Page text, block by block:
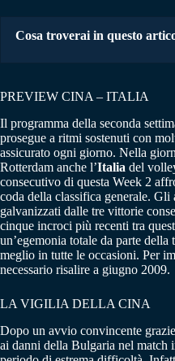
Cosa troverai in questo
PREVIEW CINA – ITALIA
Il programma della seconda
prosegue a ritmi sostenuti con
assicurato ogni giorno. Nella
Rotterdam anche l’Italia del
consecutivo di questa Week 2
coda della classifica generale.
galvanizzati dalle tre vittorie
cinque incroci più recenti tra
un’egemonia totale da parte
meglio in tutte le occasioni. Per
necessario risalire a giugno 2009.
LA VIGILIA DELLA CINA
Dopo un avvio convincente
ai danni della Bulgaria nel match